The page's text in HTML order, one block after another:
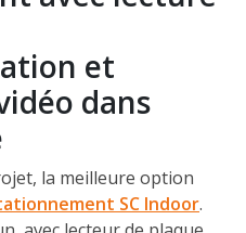
et
dans
la meilleure option
SC Indoor.